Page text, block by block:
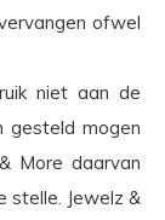
ofwel
niet aan de
gesteld mogen
More daarvan
stelle. Jewelz &